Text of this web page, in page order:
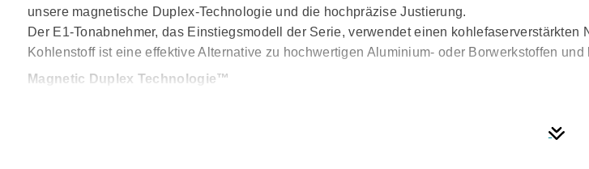
unsere magnetische Duplex-Technologie und die hochpräzise Justierung.
Der E1-Tonabnehmer, das Einstiegsmodell der Serie, verwendet einen
Kohlenstoff ist eine effektive Alternative zu hochwertigen Aluminium- oder Borwerkstoffen
Magnetic Duplex Technologie™
Schallplattenrille und somit eine bessere Stereo-Trennung, die Sie in eine genauere,